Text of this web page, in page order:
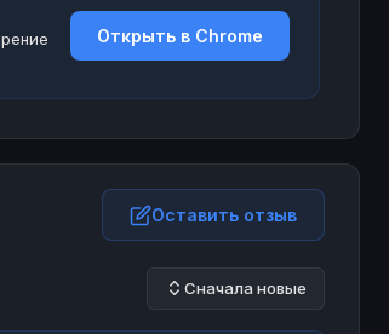
Открыть в Chrome
Оставить отзыв
Сначала новые